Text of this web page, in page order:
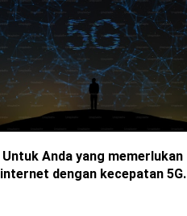
Untuk Anda yang memerlukan
internet dengan kecepatan 5G.